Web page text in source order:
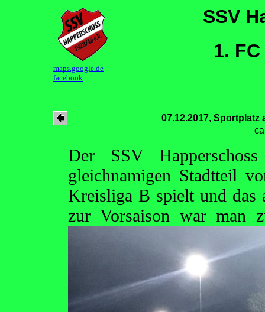
SSV
1.
maps.google.de
facebook
07.12.2017, Sportplatz
Der SSV
gleichnamigen Stadtteil
Kreisliga B spielt und das
zur Vorsaison war man